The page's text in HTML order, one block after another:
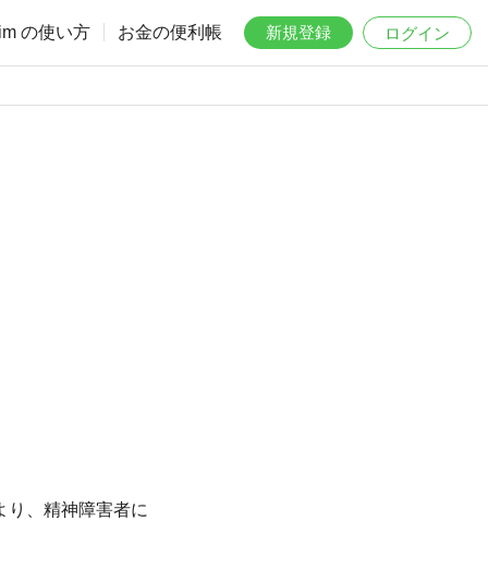
の使い方 お金の便利帳 新規登録 ログイン
り、精神障害者に